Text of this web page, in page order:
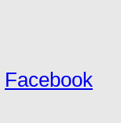
Facebook